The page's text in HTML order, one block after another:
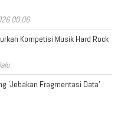
00.06
Kompetisi Musik Hard Rock
'Jebakan Fragmentasi Data'